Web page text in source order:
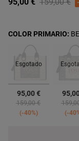
Esgotado
selecionado
95,00 €
Price reduced from
159,00 €to
-40%
Price
-
COLOR PRIMARIO: